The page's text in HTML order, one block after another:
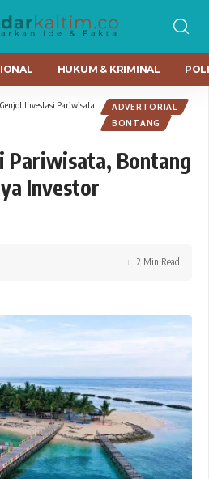
HUKUM & KRIMINAL
Genjot Investasi Pariwisata, Bontang Dorong Masuknya Investor Perhotelan
ADVERTORIAL
BONTANG
Pariwisata, Bontang
Investor
2 Min Read